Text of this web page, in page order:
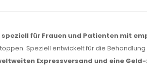
speziell für Frauen und Patienten mit
Speziell entwickelt für die
Expressversand und eine